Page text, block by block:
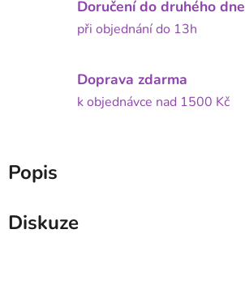
Doručení do druhého dne
při objednání do 13h
Doprava zdarma
k objednávce nad 1500 Kč
Popis
Diskuze